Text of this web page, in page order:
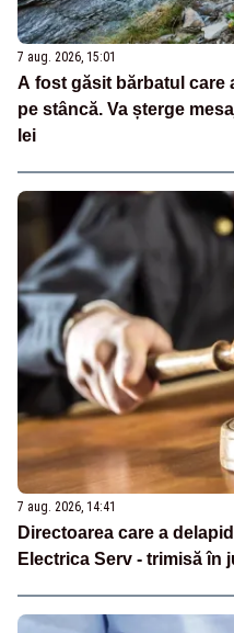
7 aug. 2026, 15:01
A fost găsit bărbatul care
pe stâncă. Va șterge
lei
7 aug. 2026, 14:41
Directoarea care a
Electrica Serv - trimisă în